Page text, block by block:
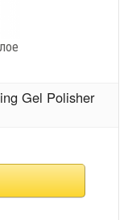
Gel Polisher